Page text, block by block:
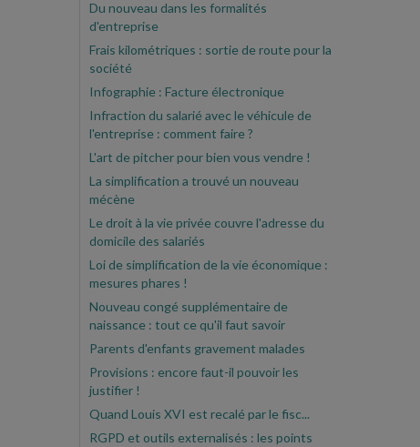
Du nouveau dans les formalités
d'entreprise
Frais kilométriques : sortie de route pour la
société
Infographie : Facture électronique
Infraction du salarié avec le véhicule de
l'entreprise : comment faire ?
L'art de pitcher pour bien vous vendre !
La simplification a trouvé un nouveau
mécène
Le droit à la vie privée couvre l'adresse du
domicile des salariés
Loi de simplification de la vie économique :
mesures phares !
Nouveau congé supplémentaire de
naissance : tout ce qu'il faut savoir
Parents d'enfants gravement malades
Provisions : encore faut-il pouvoir les
justifier !
Quand Louis XVI est recalé par le fisc...
RGPD et outils externalisés : les points